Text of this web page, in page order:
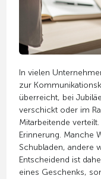
In vielen
zur
überreicht, bei
verschickt oder im
Mitarbeitende
Erinnerung. Manche
Schubladen, andere
Entscheidend ist
eines Geschenks,